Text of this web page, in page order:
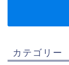
カテゴリー